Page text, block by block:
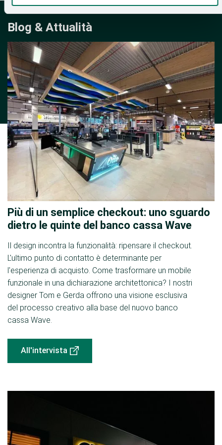
Blog & Attualità
Più di un semplice checkout: uno sguardo
dietro le quinte del banco cassa Wave
Il design incontra la funzionalità: ripensare il checkout.
L'ultimo punto di contatto è determinante per
l'esperienza di acquisto. Come trasformare un mobile
funzionale in una dichiarazione architettonica? I nostri
designer Tom e Gerda offrono una visione esclusiva
del processo creativo alla base del nuovo banco
cassa Wave.
All'intervista